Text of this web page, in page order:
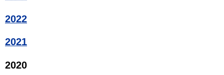
2022
2021
2020